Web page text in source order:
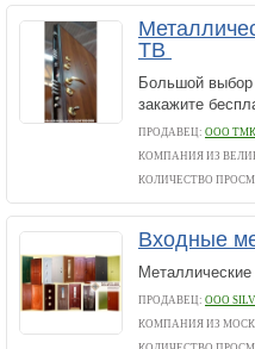
ТВ
Большой выбор
закажите
ПРОДАВЕЦ: ООО ТМК
КОМПАНИЯ ИЗ
КОЛИЧЕСТВО
Входные
ПРОДАВЕЦ: ООО
КОМПАНИЯ ИЗ